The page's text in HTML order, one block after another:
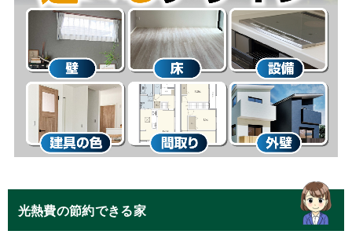
光熱費の節約できる家